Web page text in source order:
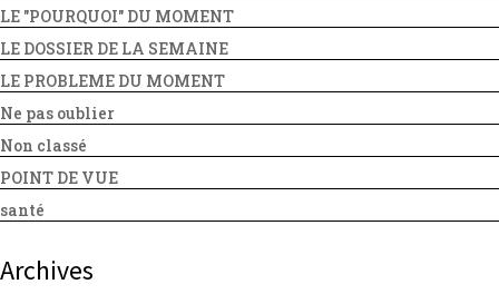
LE "POURQUOI" DU MOMENT
LE DOSSIER DE LA SEMAINE
LE PROBLEME DU MOMENT
Ne pas oublier
Non classé
POINT DE VUE
santé
Archives